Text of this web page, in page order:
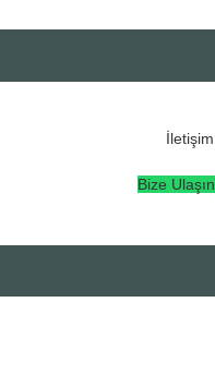
İletişim
Bize Ulaşın